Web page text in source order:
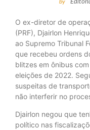
by
O ex-diretor de
(PRF), Djairlon
ao Supremo Tribunal
que recebeu ordens
blitzes em ônibus
eleições de 2022.
suspeitas de
não interferir no
Djairlon negou que
político nas